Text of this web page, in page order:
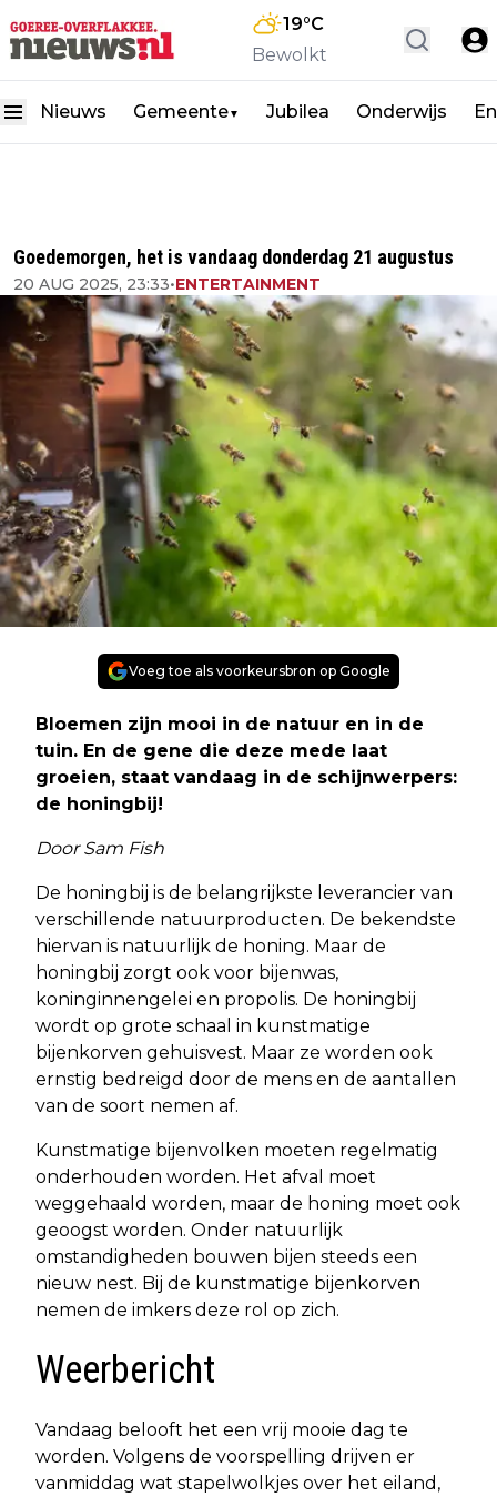
19°C
Bewolkt
Nieuws Gemeente▼ Jubilea Onderwijs
Goedemorgen, het is vandaag donderdag 21 augustus
20 AUG 2025, 23:33•ENTERTAINMENT
Voeg toe als voorkeursbron op Google
Bloemen zijn mooi in de natuur en in de
tuin. En de gene die deze mede laat
groeien, staat vandaag in de schijnwerpers:
de honingbij!
Door Sam Fish
De honingbij is de belangrijkste leverancier van
verschillende natuurproducten. De bekendste
hiervan is natuurlijk de honing. Maar de
honingbij zorgt ook voor bijenwas,
koninginnengelei en propolis. De honingbij
wordt op grote schaal in kunstmatige
bijenkorven gehuisvest. Maar ze worden ook
ernstig bedreigd door de mens en de aantallen
van de soort nemen af.
Kunstmatige bijenvolken moeten regelmatig
onderhouden worden. Het afval moet
weggehaald worden, maar de honing moet ook
geoogst worden. Onder natuurlijk
omstandigheden bouwen bijen steeds een
nieuw nest. Bij de kunstmatige bijenkorven
nemen de imkers deze rol op zich.
Weerbericht
Vandaag belooft het een vrij mooie dag te
worden. Volgens de voorspelling drijven er
vanmiddag wat stapelwolkjes over het eiland,